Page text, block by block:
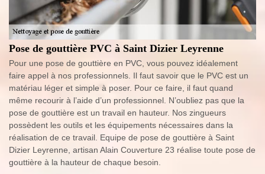
Pose de gouttière PVC à Saint Dizier Leyrenne
Pour une pose de gouttière en PVC, vous pouvez idéalement
faire appel à nos professionnels. Il faut savoir que le PVC est un
matériau léger et simple à poser. Pour ce faire, il faut quand
même recourir à l’aide d’un professionnel. N’oubliez pas que la
pose de gouttière est un travail en hauteur. Nos zingueurs
possèdent les outils et les équipements nécessaires dans la
réalisation de ce travail. Equipe de pose de gouttière à Saint
Dizier Leyrenne, artisan Alain Couverture 23 réalise toute pose de
gouttière à la hauteur de chaque besoin.